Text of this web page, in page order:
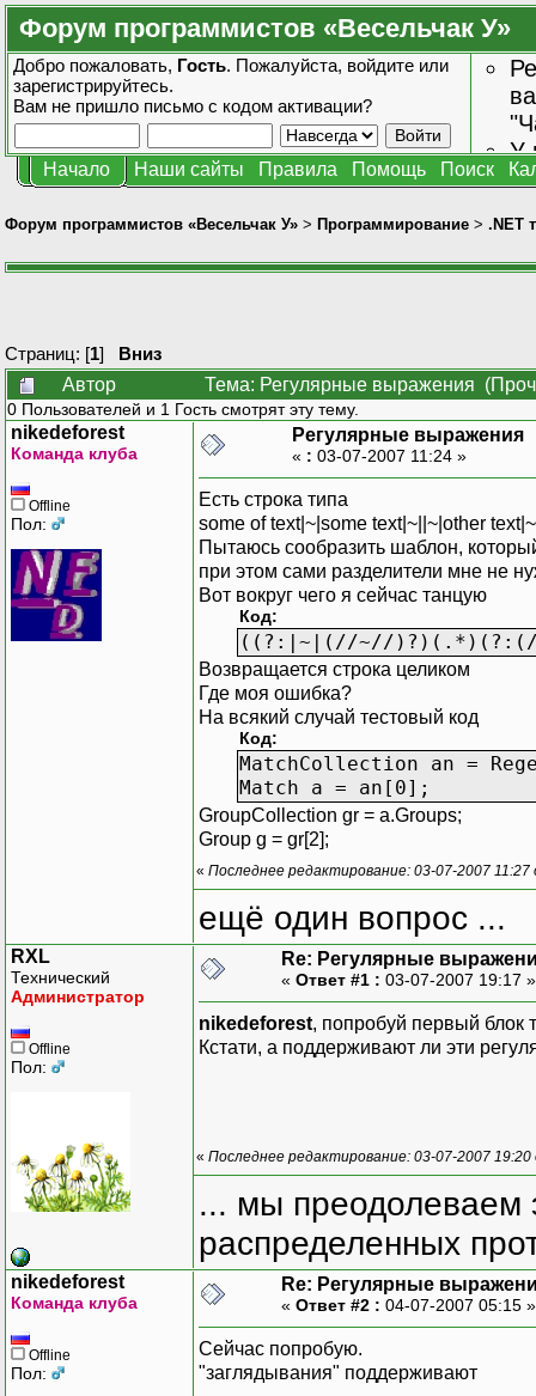
Форум программистов «Весельчак У»
Добро пожаловать, Гость. Пожалуйста, войдите или
зарегистрируйтесь.
Вам не пришло письмо с кодом активации?
У
Начало Наши сайты Правила Помощь Поиск
Форум программистов «Весельчак У» > Программирование > .NET
Страниц: [1] Вниз
Автор
Тема: Регулярные выражения
0 Пользователей и 1 Гость смотрят эту тему.
nikedeforest
Команда клуба
Offline
Пол:
Регулярные выражения
« : 03-07-2007 11:24 »
Есть строка типа
some of text|~|some text|~||~|other
Пытаюсь сообразить шаблон,
при этом сами разделители мне не
Вот вокруг чего я сейчас танцую
Код:
((?:|~|(//~//
Возвращается строка целиком
Где моя ошибка?
На всякий случай тестовый код
Код:
MatchCollection an =
Match a = an[0];
GroupCollection gr = a.Groups;
Group g = gr[2];
« Последнее редактирование: 03-07-2007 11:27
ещё один вопрос ...
RXL
Технический
Администратор
Offline
Пол:
Re: Регулярные
« Ответ #1 : 03-07-2007 19:17
nikedeforest, попробуй первый блок
Кстати, а поддерживают ли эти
« Последнее редактирование: 03-07-2007
... мы преодолеваем
распределенных
nikedeforest
Команда клуба
Offline
Пол:
Re: Регулярные
« Ответ #2 : 04-07-2007 05:15
Сейчас попробую.
"заглядывания" поддерживают